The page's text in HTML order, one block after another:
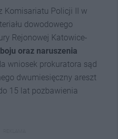
Komisariatu Policji II w
dowodowego
Rejonowej Katowice-
oraz naruszenia
wniosek prokuratora sąd
dwumiesięczny areszt
15 lat pozbawienia